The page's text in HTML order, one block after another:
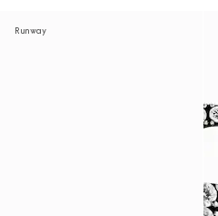
Runway